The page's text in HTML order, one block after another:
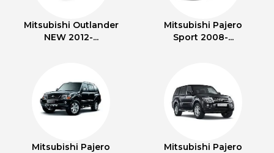
Mitsubishi Outlander
NEW 2012-...
Mitsubishi Pajero
Sport 2008-...
Mitsubishi Pajero
Mitsubishi Pajero